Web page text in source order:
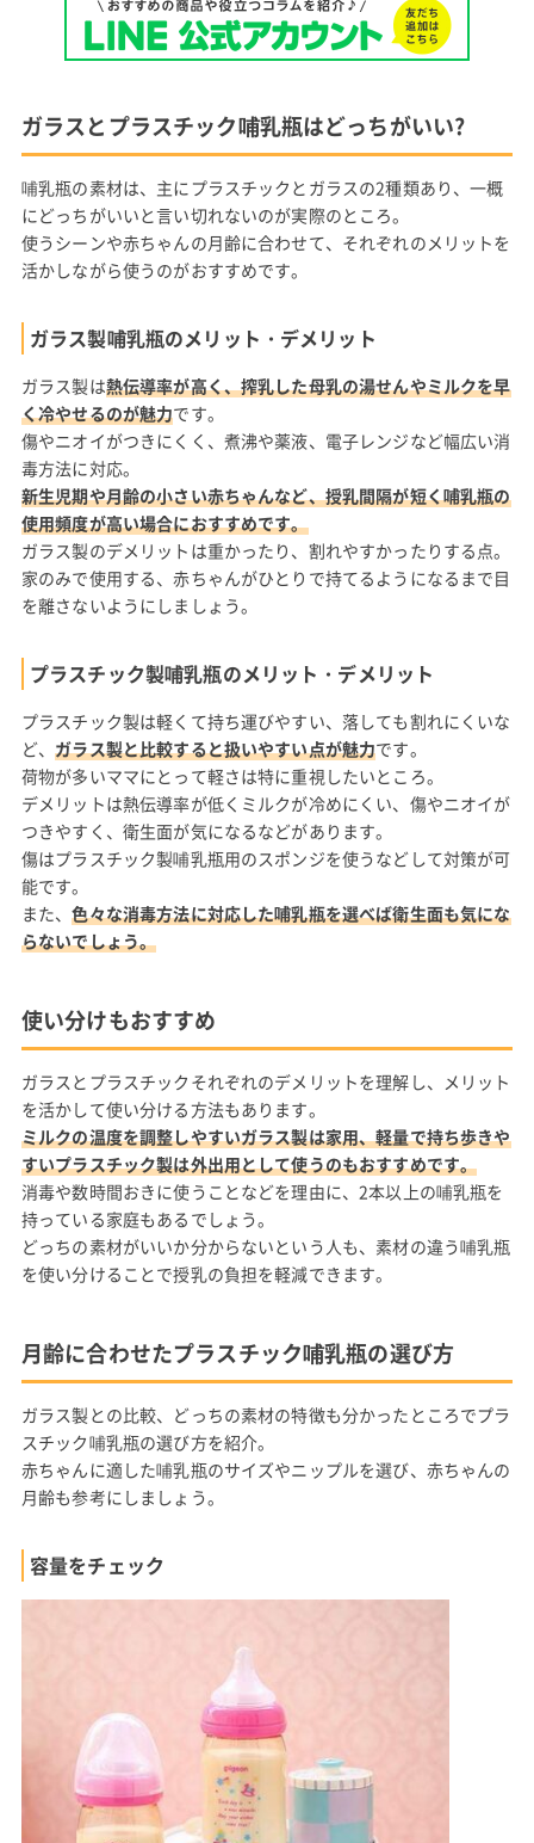
ガラスとプラスチック哺乳瓶はどっちがいい?
哺乳瓶の素材は、主にプラスチックとガラスの2種類あり、一概
にどっちがいいと言い切れないのが実際のところ。
使うシーンや赤ちゃんの月齢に合わせて、それぞれのメリットを
活かしながら使うのがおすすめです。
ガラス製哺乳瓶のメリット・デメリット
ガラス製は熱伝導率が高く、搾乳した母乳の湯せんやミルクを早
く冷やせるのが魅力です。
傷やニオイがつきにくく、煮沸や薬液、電子レンジなど幅広い消
毒方法に対応。
新生児期や月齢の小さい赤ちゃんなど、授乳間隔が短く哺乳瓶の
使用頻度が高い場合におすすめです。
ガラス製のデメリットは重かったり、割れやすかったりする点。
家のみで使用する、赤ちゃんがひとりで持てるようになるまで目
を離さないようにしましょう。
プラスチック製哺乳瓶のメリット・デメリット
プラスチック製は軽くて持ち運びやすい、落しても割れにくいな
ど、ガラス製と比較すると扱いやすい点が魅力です。
荷物が多いママにとって軽さは特に重視したいところ。
デメリットは熱伝導率が低くミルクが冷めにくい、傷やニオイが
つきやすく、衛生面が気になるなどがあります。
傷はプラスチック製哺乳瓶用のスポンジを使うなどして対策が可
能です。
また、色々な消毒方法に対応した哺乳瓶を選べば衛生面も気にな
らないでしょう。
使い分けもおすすめ
ガラスとプラスチックそれぞれのデメリットを理解し、メリット
を活かして使い分ける方法もあります。
ミルクの温度を調整しやすいガラス製は家用、軽量で持ち歩きや
すいプラスチック製は外出用として使うのもおすすめです。
消毒や数時間おきに使うことなどを理由に、2本以上の哺乳瓶を
持っている家庭もあるでしょう。
どっちの素材がいいか分からないという人も、素材の違う哺乳瓶
を使い分けることで授乳の負担を軽減できます。
月齢に合わせたプラスチック哺乳瓶の選び方
ガラス製との比較、どっちの素材の特徴も分かったところでプラ
スチック哺乳瓶の選び方を紹介。
赤ちゃんに適した哺乳瓶のサイズやニップルを選び、赤ちゃんの
月齢も参考にしましょう。
容量をチェック